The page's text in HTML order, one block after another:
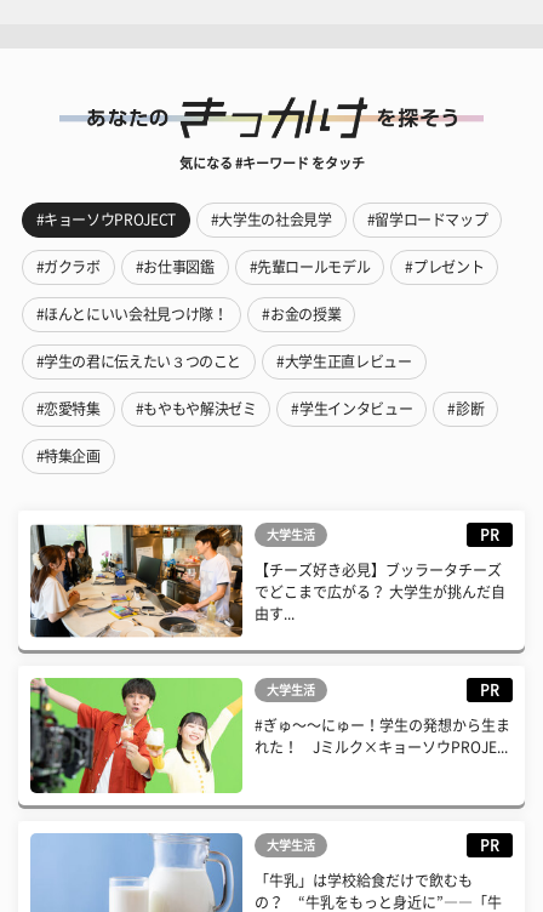
気になる #キーワード をタッチ
#キョーソウPROJECT #大学生の社会見学 #留学ロードマップ
#ガクラボ #お仕事図鑑 #先輩ロールモデル #プレゼント
#ほんとにいい会社見つけ隊！ #お金の授業
#学生の君に伝えたい３つのこと #大学生正直レビュー
#恋愛特集 #もやもや解決ゼミ #学生インタビュー #診断
#特集企画
大学生活 PR
【チーズ好き必見】ブッラータチーズ
でどこまで広がる？ 大学生が挑んだ自
由す...
大学生活 PR
#ぎゅ〜〜にゅー！学生の発想から生ま
れた！ Jミルク×キョーソウPROJE...
大学生活 PR
「牛乳」は学校給食だけで飲むも
の？ “牛乳をもっと身近に”――「牛